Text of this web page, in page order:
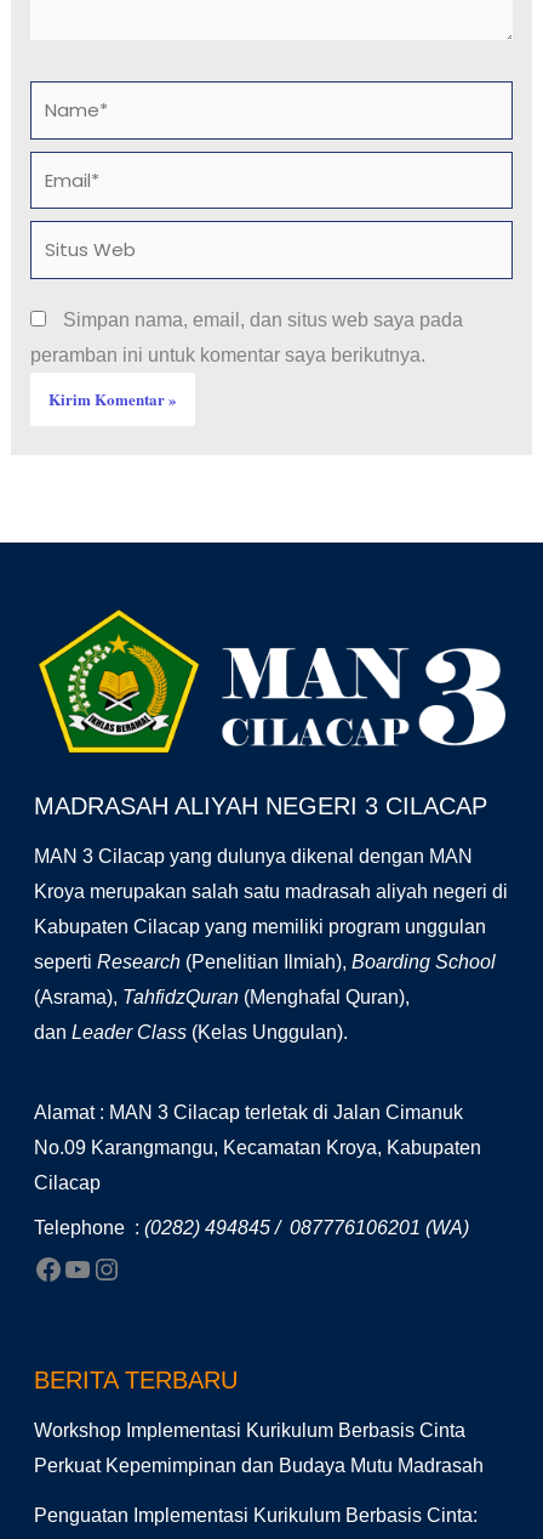
Simpan nama, email, dan situs web saya pada
peramban ini untuk komentar saya berikutnya.
MADRASAH ALIYAH NEGERI 3 CILACAP
MAN 3 Cilacap yang dulunya dikenal dengan MAN
Kroya merupakan salah satu madrasah aliyah negeri di
Kabupaten Cilacap yang memiliki program unggulan
seperti Research (Penelitian Ilmiah), Boarding School
(Asrama), TahfidzQuran (Menghafal Quran),
dan Leader Class (Kelas Unggulan).
Alamat : MAN 3 Cilacap terletak di Jalan Cimanuk
No.09 Karangmangu, Kecamatan Kroya, Kabupaten
Cilacap
Telephone : (0282) 494845 / 087776106201 (WA)
BERITA TERBARU
Workshop Implementasi Kurikulum Berbasis Cinta
Perkuat Kepemimpinan dan Budaya Mutu Madrasah
Penguatan Implementasi Kurikulum Berbasis Cinta: